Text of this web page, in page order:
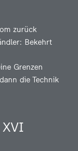
zurück
Bekehrt
Grenzen
die Technik